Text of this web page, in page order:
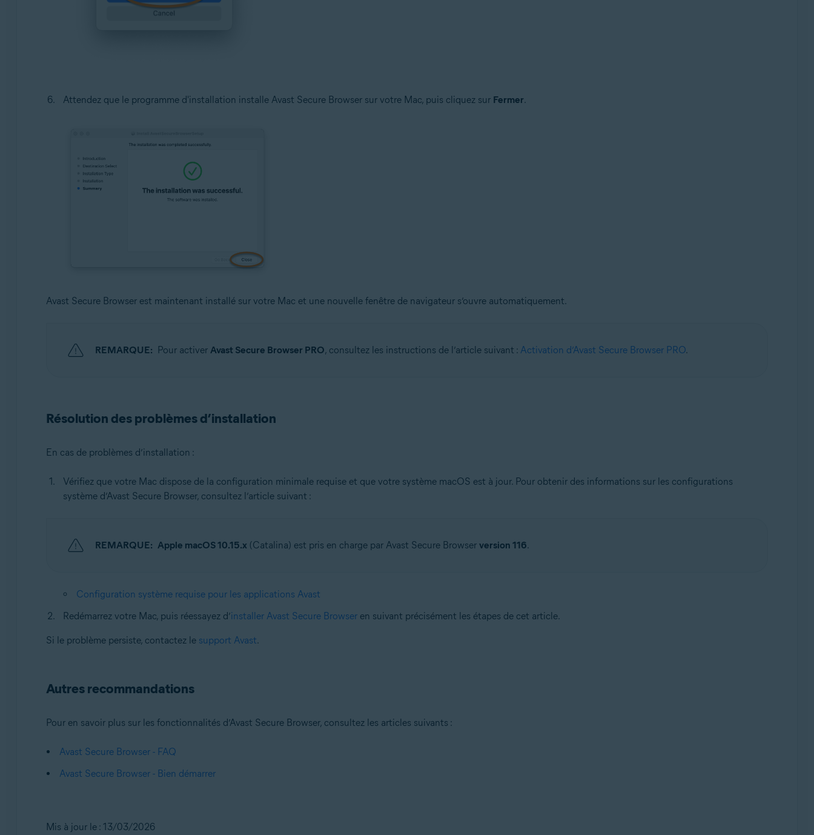
Attendez que le programme d'installation installe Avast Secure Browser sur votre Mac, puis cliquez sur Fermer.
Avast Secure Browser est maintenant installé sur votre Mac et une nouvelle fenêtre de navigateur s’ouvre automatiquement.
REMARQUE: Pour activer Avast Secure Browser PRO, consultez les instructions de l’article suivant : Activation d’Avast Secure Browser PRO.
Résolution des problèmes d’installation
En cas de problèmes d’installation :
Vérifiez que votre Mac dispose de la configuration minimale requise et que votre système macOS est à jour. Pour obtenir des informations sur les configurations
système d’Avast Secure Browser, consultez l’article suivant :
REMARQUE: Apple macOS 10.15.x (Catalina) est pris en charge par Avast Secure Browser version 116.
Configuration système requise pour les applications Avast
Redémarrez votre Mac, puis réessayez d’installer Avast Secure Browseren suivant précisément les étapes de cet article.
Si le problème persiste, contactez le support Avast.
Autres recommandations
Pour en savoir plus sur les fonctionnalités d’Avast Secure Browser, consultez les articles suivants :
Avast Secure Browser - FAQ
Avast Secure Browser - Bien démarrer
Mis à jour le : 13/03/2026